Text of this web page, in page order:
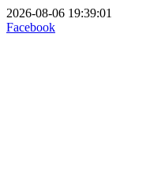
2026-08-06 19:39:01
Facebook